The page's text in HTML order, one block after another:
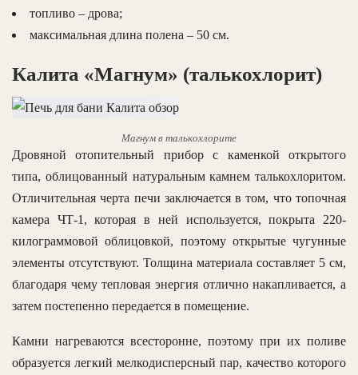
топливо – дрова;
максимальная длина полена – 50 см.
Калита «Магнум» (талькохлорит)
Магнум в талькохлорите
Дровяной отопительный прибор с каменкой открытого
типа, облицованный натуральным камнем талькохлоритом.
Отличительная черта печи заключается в том, что топочная
камера ЧТ-1, которая в ней используется, покрыта 220-
килограммовой облицовкой, поэтому открытые чугунные
элементы отсутствуют. Толщина материала составляет 5 см,
благодаря чему тепловая энергия отлично накапливается, а
затем постепенно передается в помещение.
Камни нагреваются всесторонне, поэтому при их поливе
образуется легкий мелкодисперсный пар, качество которого